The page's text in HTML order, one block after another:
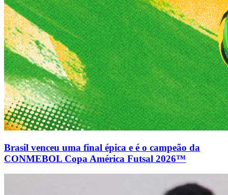
Brasil venceu uma final épica e é o campeão da
CONMEBOL Copa América Futsal 2026™